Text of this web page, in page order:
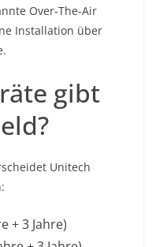
Over-The-Air
Installation über
gibt
Unitech
+ 3 Jahre)